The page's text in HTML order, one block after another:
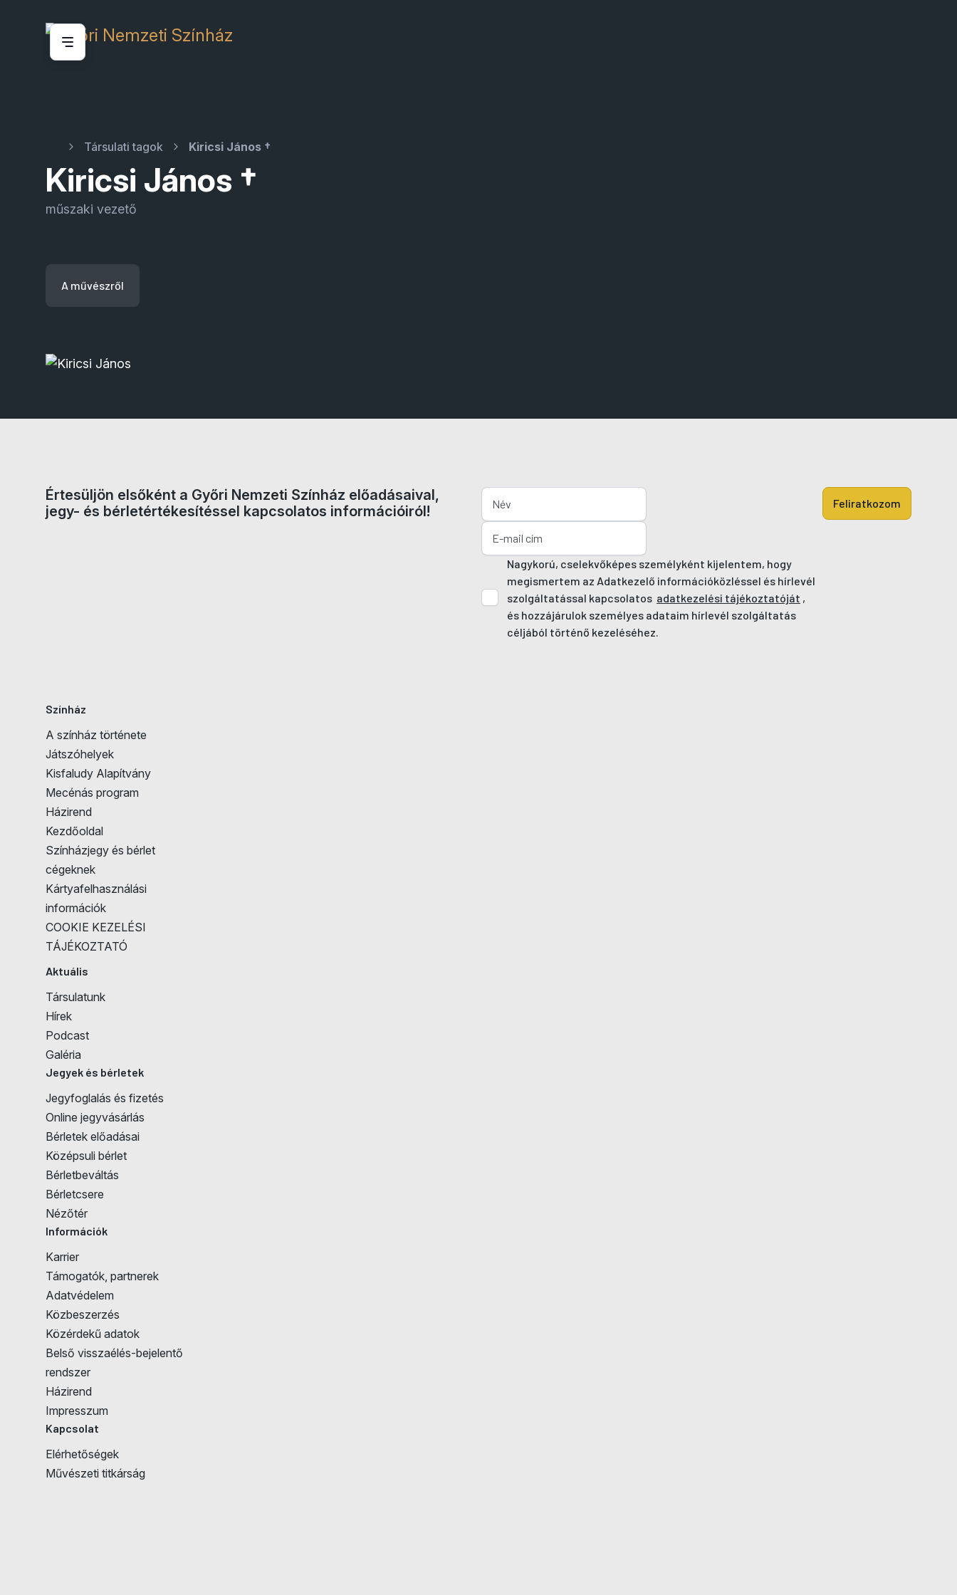
Jegyvásárlás
Társulati tagok Kiricsi János †
Kiricsi János †
műszaki vezető
A művészről
Értesüljön elsőként a Győri Nemzeti Színház előadásaival,
jegy- és bérletértékesítéssel kapcsolatos információiról!
Nagykorú, cselekvőképes személyként kijelentem, hogy
megismertem az Adatkezelő információközléssel és hírlevél
szolgáltatással kapcsolatos adatkezelési tájékoztatóját ,
és hozzájárulok személyes adataim hírlevél szolgáltatás
céljából történő kezeléséhez.
Feliratkozom
Színház
A színház története
Játszóhelyek
Kisfaludy Alapítvány
Mecénás program
Házirend
Kezdőoldal
Színházjegy és bérlet
cégeknek
Kártyafelhasználási
információk
COOKIE KEZELÉSI
TÁJÉKOZTATÓ
Aktuális
Társulatunk
Hírek
Podcast
Galéria
Jegyek és bérletek
Jegyfoglalás és fizetés
Online jegyvásárlás
Bérletek előadásai
Középsuli bérlet
Bérletbeváltás
Bérletcsere
Nézőtér
Információk
Karrier
Támogatók, partnerek
Adatvédelem
Közbeszerzés
Közérdekű adatok
Belső visszaélés-bejelentő
rendszer
Házirend
Impresszum
Kapcsolat
Elérhetőségek
Művészeti titkárság